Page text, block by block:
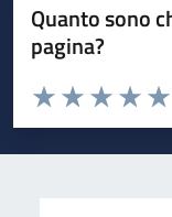
Quanto sono
pagina?
Valuta da 1 a 5 stelle
Valuta
Valuta 3
Valuta 2 stelle
Valuta 1 stelle su